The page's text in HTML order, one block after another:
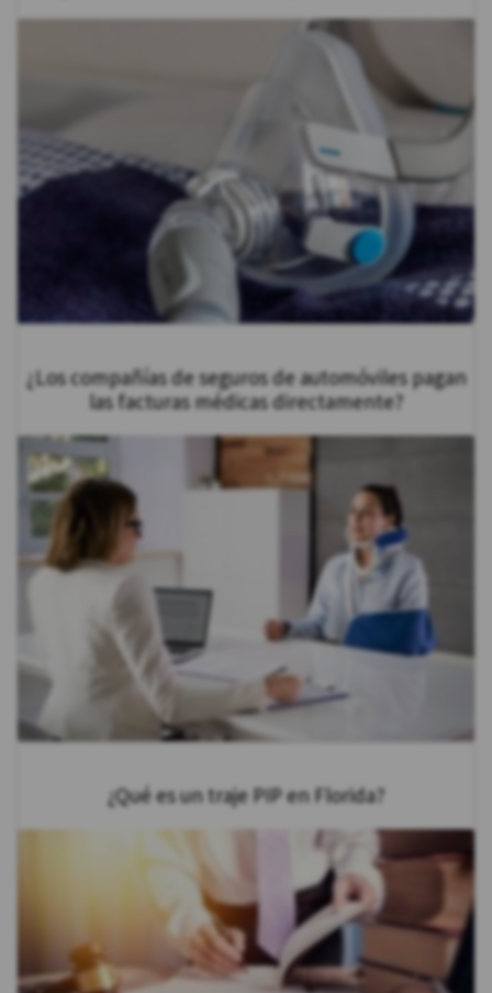
¿Los compañías de seguros de automóviles pagan
las facturas médicas directamente?
¿Qué es un traje PIP en Florida?